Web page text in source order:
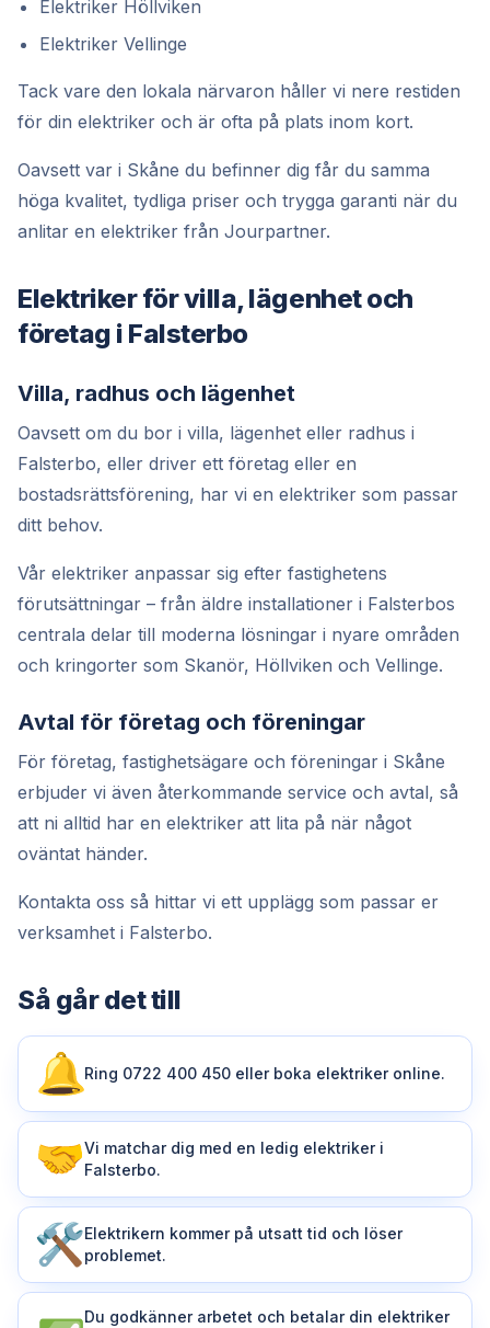
Elektriker Höllviken
Elektriker Vellinge
Tack vare den lokala närvaron håller vi nere restiden
för din elektriker och är ofta på plats inom kort.
Oavsett var i Skåne du befinner dig får du samma
höga kvalitet, tydliga priser och trygga garanti när du
anlitar en elektriker från Jourpartner.
Elektriker för villa, lägenhet och
företag i Falsterbo
Villa, radhus och lägenhet
Oavsett om du bor i villa, lägenhet eller radhus i
Falsterbo, eller driver ett företag eller en
bostadsrättsförening, har vi en elektriker som passar
ditt behov.
Vår elektriker anpassar sig efter fastighetens
förutsättningar – från äldre installationer i Falsterbos
centrala delar till moderna lösningar i nyare områden
och kringorter som Skanör, Höllviken och Vellinge.
Avtal för företag och föreningar
För företag, fastighetsägare och föreningar i Skåne
erbjuder vi även återkommande service och avtal, så
att ni alltid har en elektriker att lita på när något
oväntat händer.
Kontakta oss så hittar vi ett upplägg som passar er
verksamhet i Falsterbo.
Så går det till
Ring 0722 400 450 eller boka elektriker online.
Vi matchar dig med en ledig elektriker i
Falsterbo.
Elektrikern kommer på utsatt tid och löser
problemet.
Du godkänner arbetet och betalar din elektriker